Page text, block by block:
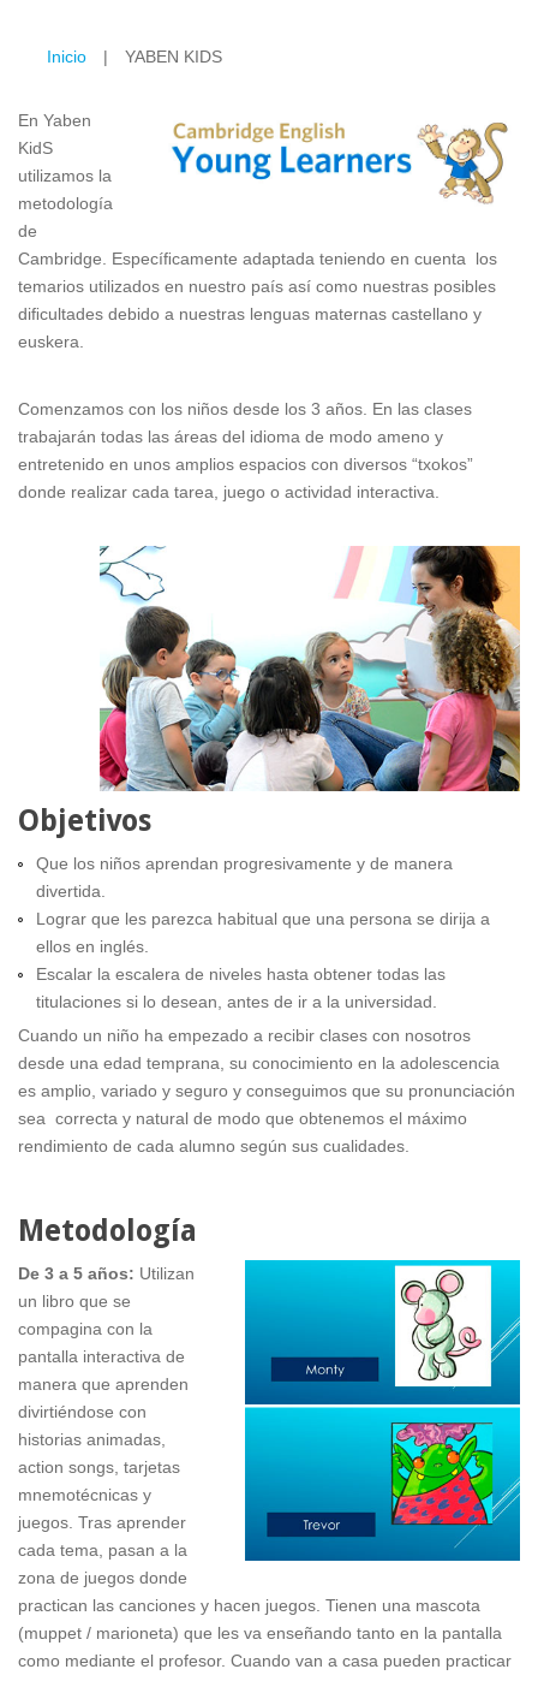
Inicio | YABEN KIDS
En Yaben
KidS
utilizamos la
metodología
de
Cambridge. Especíﬁcamente adaptada teniendo en cuenta los
temarios utilizados en nuestro país así como nuestras posibles
diﬁcultades debido a nuestras lenguas maternas castellano y
euskera.
Comenzamos con los niños desde los 3 años. En las clases
trabajarán todas las áreas del idioma de modo ameno y
entretenido en unos amplios espacios con diversos “txokos”
donde realizar cada tarea, juego o actividad interactiva.
Objetivos
Que los niños aprendan progresivamente y de manera
divertida.
Lograr que les parezca habitual que una persona se dirija a
ellos en inglés.
Escalar la escalera de niveles hasta obtener todas las
titulaciones si lo desean, antes de ir a la universidad.
Cuando un niño ha empezado a recibir clases con nosotros
desde una edad temprana, su conocimiento en la adolescencia
es amplio, variado y seguro y conseguimos que su pronunciación
sea correcta y natural de modo que obtenemos el máximo
rendimiento de cada alumno según sus cualidades.
Metodología
De 3 a 5 años: Utilizan
un libro que se
compagina con la
pantalla interactiva de
manera que aprenden
divirtiéndose con
historias animadas,
action songs, tarjetas
mnemotécnicas y
juegos. Tras aprender
cada tema, pasan a la
zona de juegos donde
practican las canciones y hacen juegos. Tienen una mascota
(muppet / marioneta) que les va enseñando tanto en la pantalla
como mediante el profesor. Cuando van a casa pueden practicar